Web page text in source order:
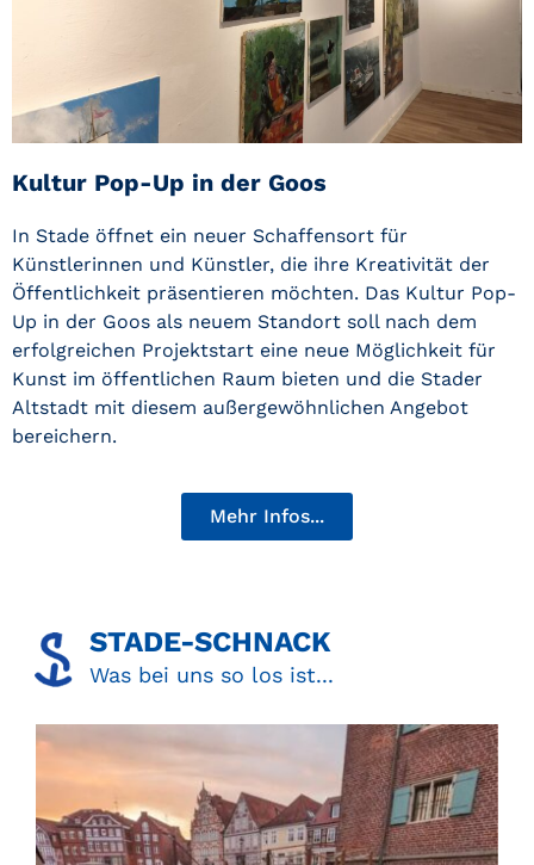
Kultur Pop-Up in der Goos
In Stade öffnet ein neuer Schaffensort für
Künstlerinnen und Künstler, die ihre Kreativität der
Öffentlichkeit präsentieren möchten. Das Kultur Pop-
Up in der Goos als neuem Standort soll nach dem
erfolgreichen Projektstart eine neue Möglichkeit für
Kunst im öffentlichen Raum bieten und die Stader
Altstadt mit diesem außergewöhnlichen Angebot
bereichern.
Mehr Infos...
STADE-SCHNACK​
Was bei uns so los ist...